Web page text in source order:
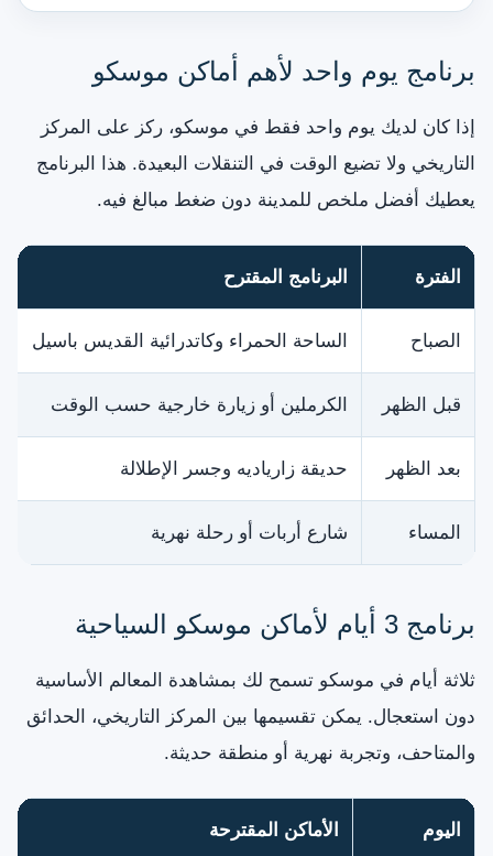
برنامج يوم واحد لأهم أماكن موسكو
إذا كان لديك يوم واحد فقط في موسكو، ركز على المركز
التاريخي ولا تضيع الوقت في التنقلات البعيدة. هذا البرنامج
يعطيك أفضل ملخص للمدينة دون ضغط مبالغ فيه.
الفترة البرنامج المقترح
الصباح الساحة الحمراء وكاتدرائية القديس باسيل
قبل الظهر الكرملين أو زيارة خارجية حسب الوقت
بعد الظهر حديقة زارياديه وجسر الإطلالة
المساء شارع أربات أو رحلة نهرية
برنامج 3 أيام لأماكن موسكو السياحية
ثلاثة أيام في موسكو تسمح لك بمشاهدة المعالم الأساسية
دون استعجال. يمكن تقسيمها بين المركز التاريخي، الحدائق
والمتاحف، وتجربة نهرية أو منطقة حديثة.
اليوم الأماكن المقترحة